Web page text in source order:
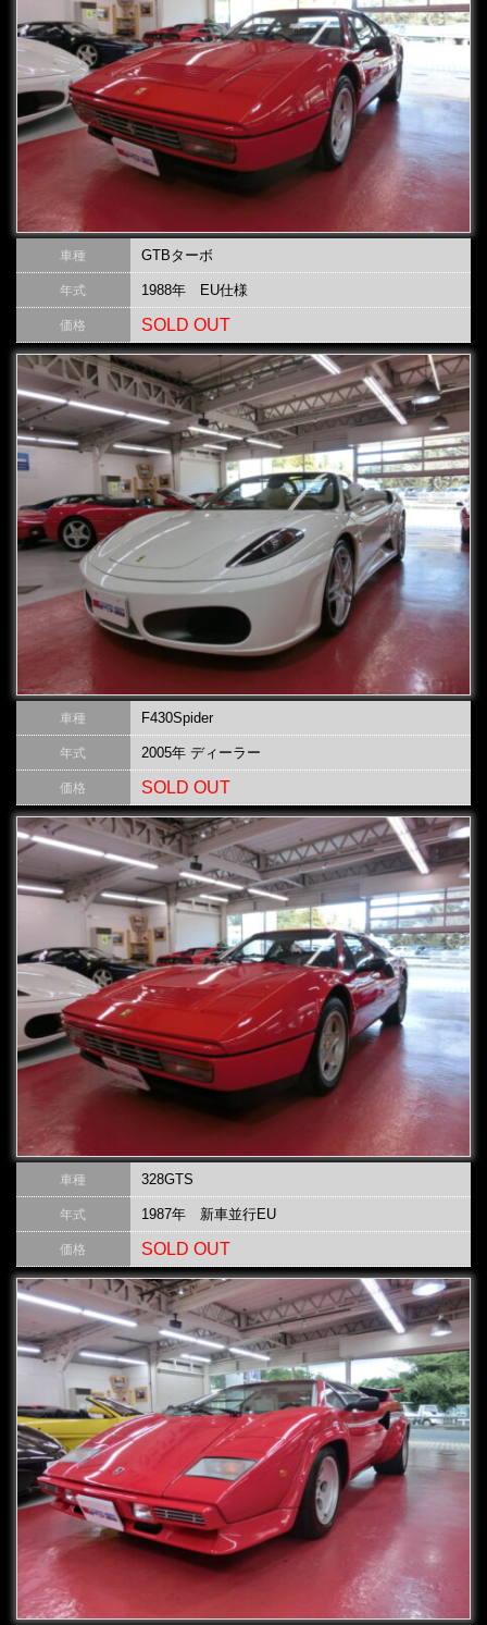
車種 GTBターボ
年式 1988年 EU仕様
価格 SOLD OUT
車種 F430Spider
年式 2005年 ディーラー
価格 SOLD OUT
車種 328GTS
年式 1987年 新車並行EU
価格 SOLD OUT